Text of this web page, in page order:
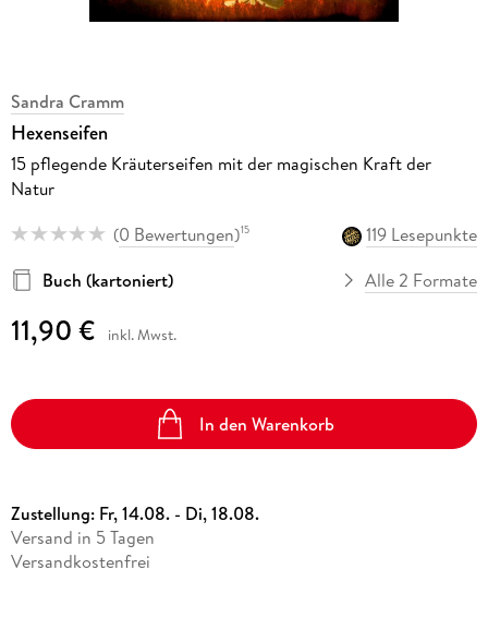
Sandra Cramm
Hexenseifen
15 pflegende Kräuterseifen mit der magischen Kraft der
Natur
(0 Bewertungen)15
119 Lesepunkte
Buch (kartoniert)
Alle 2 Formate
11,90 € inkl. Mwst.
In den Warenkorb
Zustellung: Fr, 14.08. - Di, 18.08.
Versand in 5 Tagen
Versandkostenfrei